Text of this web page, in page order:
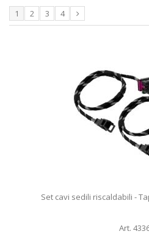
1 2 3 4
Set cavi sedili riscaldabili -
Art.